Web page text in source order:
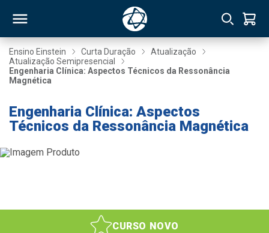
Ensino Einstein Curta Duração
Atualização
Atualização Semipresencial
Engenharia Clínica: Aspectos Técnicos da Ressonância
Magnética
Engenharia Clínica: Aspectos
Técnicos da Ressonância Magnética
CURSO NOVO